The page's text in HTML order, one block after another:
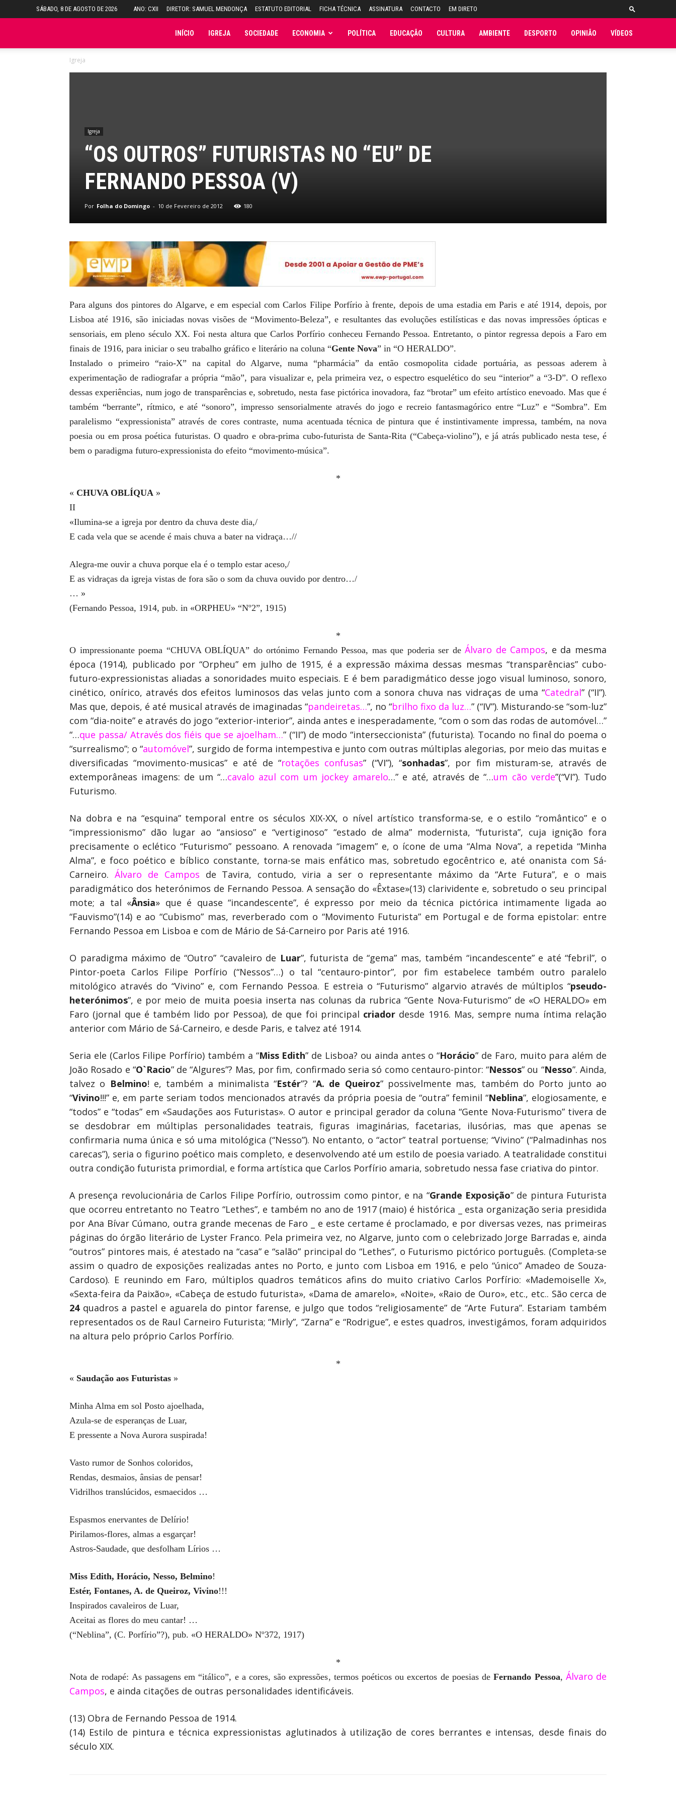
SÁBADO, 8 DE AGOSTO DE 2026 ANO: CXII DIRETOR: SAMUEL MENDONÇA ESTATUTO EDITORIAL FICHA TÉCNICA ASSINATURA CONTACTO EM DIRETO
INÍCIO IGREJA SOCIEDADE ECONOMIA POLÍTICA EDUCAÇÃO CULTURA AMBIENTE DESPORTO OPINIÃO VÍDEOS
Igreja
Igreja
“OS OUTROS” FUTURISTAS NO “EU” DE
FERNANDO PESSOA (V)
Por Folha do Domingo - 10 de Fevereiro de 2012 180
Para alguns dos pintores do Algarve, e em especial com Carlos Filipe Porfírio à frente, depois de uma estadia em Paris e até 1914, depois, por
Lisboa até 1916, são iniciadas novas visões de “Movimento-Beleza”, e resultantes das evoluções estilísticas e das novas impressões ópticas e
sensoriais, em pleno século XX. Foi nesta altura que Carlos Porfírio conheceu Fernando Pessoa. Entretanto, o pintor regressa depois a Faro em
finais de 1916, para iniciar o seu trabalho gráfico e literário na coluna “Gente Nova” in “O HERALDO”.
Instalado o primeiro “raio-X” na capital do Algarve, numa “pharmácia” da então cosmopolita cidade portuária, as pessoas aderem à
experimentação de radiografar a própria “mão”, para visualizar e, pela primeira vez, o espectro esquelético do seu “interior” a “3-D”. O reflexo
dessas experiências, num jogo de transparências e, sobretudo, nesta fase pictórica inovadora, faz “brotar” um efeito artístico enevoado. Mas que é
também “berrante”, rítmico, e até “sonoro”, impresso sensorialmente através do jogo e recreio fantasmagórico entre “Luz” e “Sombra”. Em
paralelismo “expressionista” através de cores contraste, numa acentuada técnica de pintura que é instintivamente impressa, também, na nova
poesia ou em prosa poética futuristas. O quadro e obra-prima cubo-futurista de Santa-Rita (“Cabeça-violino”), e já atrás publicado nesta tese, é
bem o paradigma futuro-expressionista do efeito “movimento-música”.
*
« CHUVA OBLÍQUA »
II
«Ilumina-se a igreja por dentro da chuva deste dia,/
E cada vela que se acende é mais chuva a bater na vidraça…//
Alegra-me ouvir a chuva porque ela é o templo estar aceso,/
E as vidraças da igreja vistas de fora são o som da chuva ouvido por dentro…/
… »
(Fernando Pessoa, 1914, pub. in «ORPHEU» “Nº2”, 1915)
*
O impressionante poema “CHUVA OBLÍQUA” do ortónimo Fernando Pessoa, mas que poderia ser deÁlvaro de Campos, e da mesma
época (1914), publicado por “Orpheu” em julho de 1915, é a expressão máxima dessas mesmas “transparências” cubo-
futuro-expressionistas aliadas a sonoridades muito especiais. E é bem paradigmático desse jogo visual luminoso, sonoro,
cinético, onírico, através dos efeitos luminosos das velas junto com a sonora chuva nas vidraças de uma “Catedral” (“II”).
Mas que, depois, é até musical através de imaginadas “pandeiretas…”, no “brilho fixo da luz…” (“IV”). Misturando-se “som-luz”
com “dia-noite” e através do jogo “exterior-interior”, ainda antes e inesperadamente, “com o som das rodas de automóvel…”
“…que passa/ Através dos fiéis que se ajoelham…” (“II”) de modo “interseccionista” (futurista). Tocando no final do poema o
“surrealismo”; o “automóvel”, surgido de forma intempestiva e junto com outras múltiplas alegorias, por meio das muitas e
diversificadas “movimento-musicas” e até de “rotações confusas” (“VI”), “sonhadas”, por fim misturam-se, através de
extemporâneas imagens: de um “…cavalo azul com um jockey amarelo…” e até, através de “…um cão verde”(“VI”). Tudo
Futurismo.
Na dobra e na “esquina” temporal entre os séculos XIX-XX, o nível artístico transforma-se, e o estilo “romântico” e o
“impressionismo” dão lugar ao “ansioso” e “vertiginoso” “estado de alma” modernista, “futurista”, cuja ignição fora
precisamente o eclético “Futurismo” pessoano. A renovada “imagem” e, o ícone de uma “Alma Nova”, a repetida “Minha
Alma”, e foco poético e bíblico constante, torna-se mais enfático mas, sobretudo egocêntrico e, até onanista com Sá-
Carneiro. Álvaro de Campos de Tavira, contudo, viria a ser o representante máximo da “Arte Futura”, e o mais
paradigmático dos heterónimos de Fernando Pessoa. A sensação do «Êxtase»(13) clarividente e, sobretudo o seu principal
mote; a tal «Ânsia» que é quase “incandescente”, é expresso por meio da técnica pictórica intimamente ligada ao
“Fauvismo”(14) e ao “Cubismo” mas, reverberado com o “Movimento Futurista” em Portugal e de forma epistolar: entre
Fernando Pessoa em Lisboa e com de Mário de Sá-Carneiro por Paris até 1916.
O paradigma máximo de “Outro” “cavaleiro de Luar”, futurista de “gema” mas, também “incandescente” e até “febril”, o
Pintor-poeta Carlos Filipe Porfírio (“Nessos”…) o tal “centauro-pintor”, por fim estabelece também outro paralelo
mitológico através do “Vivino” e, com Fernando Pessoa. E estreia o “Futurismo” algarvio através de múltiplos “pseudo-
heterónimos”, e por meio de muita poesia inserta nas colunas da rubrica “Gente Nova-Futurismo” de «O HERALDO» em
Faro (jornal que é também lido por Pessoa), de que foi principal criador desde 1916. Mas, sempre numa íntima relação
anterior com Mário de Sá-Carneiro, e desde Paris, e talvez até 1914.
Seria ele (Carlos Filipe Porfírio) também a “Miss Edith” de Lisboa? ou ainda antes o “Horácio” de Faro, muito para além de
João Rosado e “O`Racio” de “Algures”? Mas, por fim, confirmado seria só como centauro-pintor: “Nessos” ou “Nesso”. Ainda,
talvez o Belmino! e, também a minimalista “Estér”? “A. de Queiroz” possivelmente mas, também do Porto junto ao
“Vivino!!!” e, em parte seriam todos mencionados através da própria poesia de “outra” feminil “Neblina”, elogiosamente, e
“todos” e “todas” em «Saudações aos Futuristas». O autor e principal gerador da coluna “Gente Nova-Futurismo” tivera de
se desdobrar em múltiplas personalidades teatrais, figuras imaginárias, facetarias, ilusórias, mas que apenas se
confirmaria numa única e só uma mitológica (“Nesso”). No entanto, o “actor” teatral portuense; “Vivino” (“Palmadinhas nos
carecas”), seria o figurino poético mais completo, e desenvolvendo até um estilo de poesia variado. A teatralidade constitui
outra condição futurista primordial, e forma artística que Carlos Porfírio amaria, sobretudo nessa fase criativa do pintor.
A presença revolucionária de Carlos Filipe Porfírio, outrossim como pintor, e na “Grande Exposição” de pintura Futurista
que ocorreu entretanto no Teatro “Lethes”, e também no ano de 1917 (maio) é histórica _ esta organização seria presidida
por Ana Bívar Cúmano, outra grande mecenas de Faro _ e este certame é proclamado, e por diversas vezes, nas primeiras
páginas do órgão literário de Lyster Franco. Pela primeira vez, no Algarve, junto com o celebrizado Jorge Barradas e, ainda
“outros” pintores mais, é atestado na “casa” e “salão” principal do “Lethes”, o Futurismo pictórico português. (Completa-se
assim o quadro de exposições realizadas antes no Porto, e junto com Lisboa em 1916, e pelo “único” Amadeo de Souza-
Cardoso). E reunindo em Faro, múltiplos quadros temáticos afins do muito criativo Carlos Porfírio: «Mademoiselle X»,
«Sexta-feira da Paixão», «Cabeça de estudo futurista», «Dama de amarelo», «Noite», «Raio de Ouro», etc., etc.. São cerca de
24quadros a pastel e aguarela do pintor farense, e julgo que todos “religiosamente” de “Arte Futura”. Estariam também
representados os de Raul Carneiro Futurista; “Mirly”, “Zarna” e “Rodrigue”, e estes quadros, investigámos, foram adquiridos
na altura pelo próprio Carlos Porfírio.
*
« Saudação aos Futuristas »
Minha Alma em sol Posto ajoelhada,
Azula-se de esperanças de Luar,
E pressente a Nova Aurora suspirada!
Vasto rumor de Sonhos coloridos,
Rendas, desmaios, ânsias de pensar!
Vidrilhos translúcidos, esmaecidos …
Espasmos enervantes de Delírio!
Pirilamos-flores, almas a esgarçar!
Astros-Saudade, que desfolham Lírios …
Miss Edith, Horácio, Nesso, Belmino!
Estér, Fontanes, A. de Queiroz, Vivino!!!
Inspirados cavaleiros de Luar,
Aceitai as flores do meu cantar! …
(“Neblina”, (C. Porfírio”?), pub. «O HERALDO» Nº372, 1917)
*
Nota de rodapé: As passagens em “itálico”, e a cores, são expressões, termos poéticos ou excertos de poesias deFernando Pessoa, Álvaro de
Campos, e ainda citações de outras personalidades identificáveis.
(13) Obra de Fernando Pessoa de 1914.
(14) Estilo de pintura e técnica expressionistas aglutinados à utilização de cores berrantes e intensas, desde finais do
século XIX.